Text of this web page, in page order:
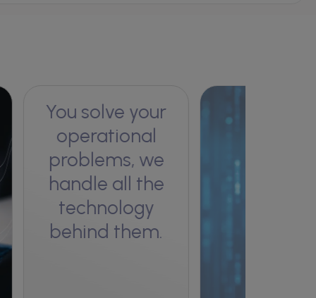
You solve your
operational
problems, we
handle all the
technology
behind them.